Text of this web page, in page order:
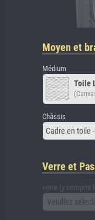
Moyen et
Médium
Toile
Châssis
Cadre en toile
Verre et
verre (y compris
Veuillez